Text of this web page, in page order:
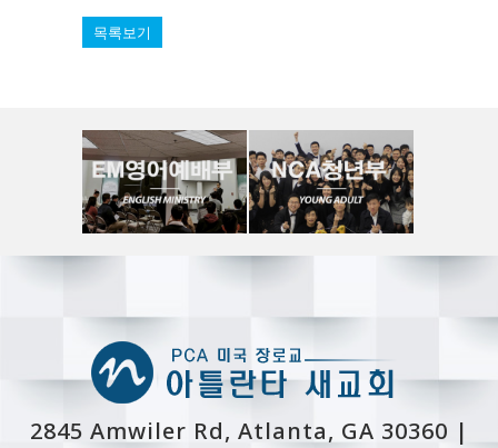
목록보기
2845 Amwiler Rd, Atlanta, GA 30360 |